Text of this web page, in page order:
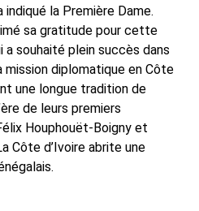
indiqué la Première Dame.
sa gratitude pour cette
souhaité plein succès dans
mission diplomatique en Côte
une longue tradition de
de leurs premiers
Houphouët-Boigny et
Côte d’Ivoire abrite une